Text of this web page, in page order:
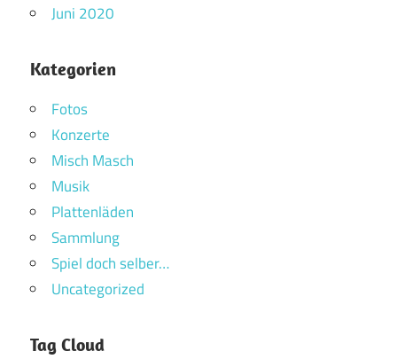
Juni 2020
Kategorien
Fotos
Konzerte
Misch Masch
Musik
Plattenläden
Sammlung
Spiel doch selber…
Uncategorized
Tag Cloud